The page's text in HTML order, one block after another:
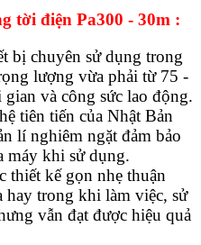
tời điện Pa300 - 30m :
bị chuyên sử dụng trong
lượng vừa phải từ 75 -
và công sức lao động.
tiên tiến của Nhật Bản
lí nghiêm ngặt đảm bảo
máy khi sử dụng.
thiết kế gọn nhẹ thuận
trong khi làm việc, sử
vẫn đạt được hiệu quả